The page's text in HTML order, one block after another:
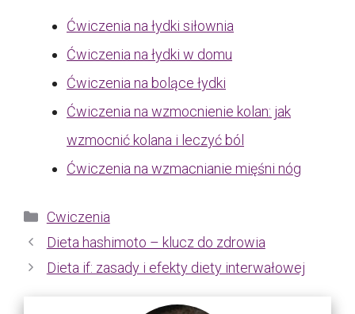
Ćwiczenia na łydki siłownia
Ćwiczenia na łydki w domu
Ćwiczenia na bolące łydki
Ćwiczenia na wzmocnienie kolan: jak
wzmocnić kolana i leczyć ból
Ćwiczenia na wzmacnianie mięśni nóg
Kategorie
Cwiczenia
Dieta hashimoto – klucz do zdrowia
Dieta if: zasady i efekty diety interwałowej